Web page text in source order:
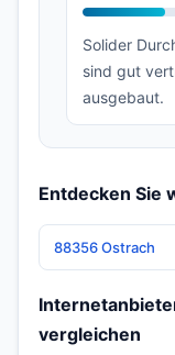
Solider
sind gut
ausgebaut.
Entdecken Sie
88356 Ostrach
vergleichen